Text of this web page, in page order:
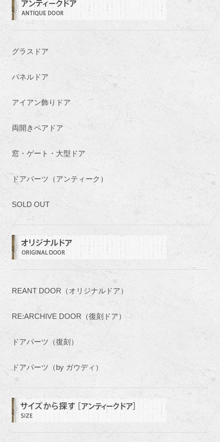
グラスドア
パネルドア
アイアン飾りドア
両開きペアドア
窓・ゲート・大型ドア
ドアパーツ（アンティーク）
SOLD OUT
REANT DOOR（オリジナルドア）
RE:ARCHIVE DOOR（復刻ドア）
ドアパーツ（復刻）
ドアパーツ（by ガウディ）